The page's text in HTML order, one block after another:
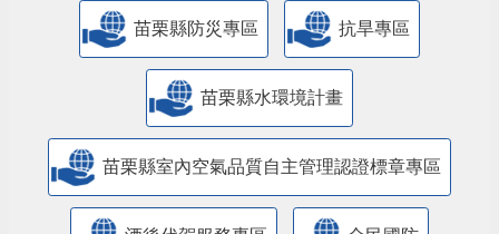
苗栗縣防災專區 抗旱專區
苗栗縣水環境計畫
苗栗縣室內空氣品質自主管理認證標章專區